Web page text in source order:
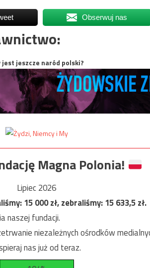
Obserwuj nas
jest jeszcze naród polski?
Magna Polonia!
Lipiec 2026
15 000zł, zebraliśmy:15 633,5zł.
naszej fundacji.
niezależnych ośrodków
nas już od teraz.